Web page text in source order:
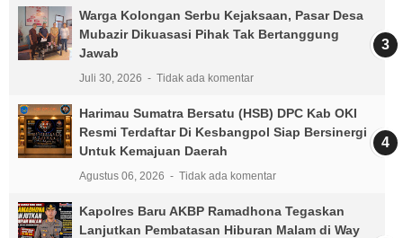
Warga Kolongan Serbu Kejaksaan, Pasar Desa
Mubazir Dikuasasi Pihak Tak Bertanggung
Jawab
Juli 30, 2026 Tidak ada komentar
Harimau Sumatra Bersatu (HSB) DPC Kab OKI
Resmi Terdaftar Di Kesbangpol Siap Bersinergi
Untuk Kemajuan Daerah
Agustus 06, 2026 Tidak ada komentar
Kapolres Baru AKBP Ramadhona Tegaskan
Lanjutkan Pembatasan Hiburan Malam di Way